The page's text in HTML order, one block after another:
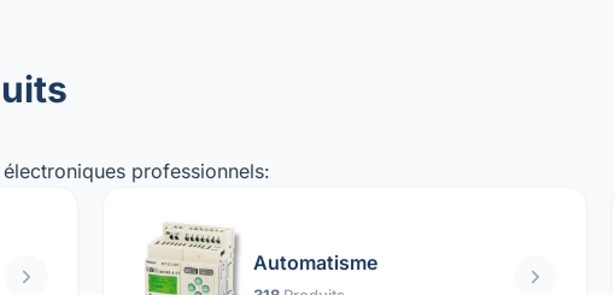
professionnels:
Automatisme